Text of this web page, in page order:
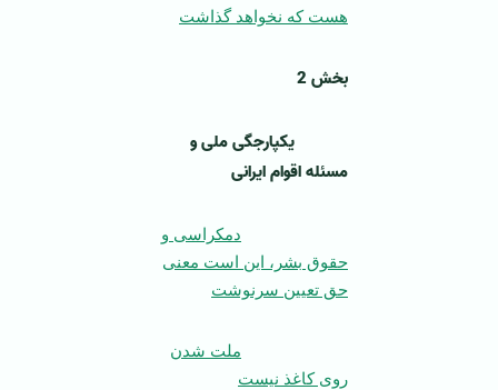
هست که نخواهد گذاشت
بخش 2
یکپارجگی ملی و
مسئله اقوام ایرانی
دمکراسی و
حقوق بشر، این است معنی
حق تعیین سرنوشت
ملت شدن
روی کاغذ نیست